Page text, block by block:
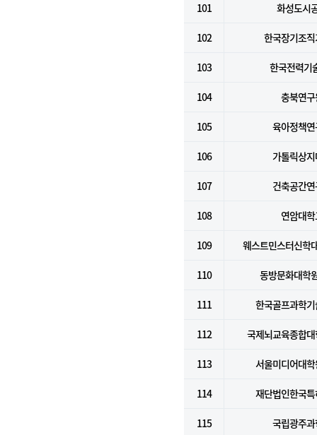
101 화성도시
102 한국장기조
103 한국전력기
104 충북연
105 육아정책
106 가톨릭상
107 건축공간
108 연암대
109 웨스트민스터신학
110 동방문화대학
111 한국골프과학
112 국제뇌교육종합
113 서울미디어대
114 재단법인한국
115 국립광주